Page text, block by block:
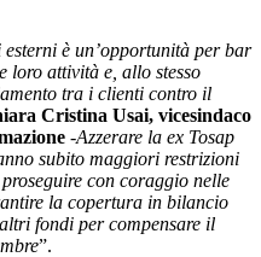
è un’opportunità per bar
loro attività e, allo stesso
tra i clienti contro il
Cristina Usai, vicesindaco
-Azzerare la ex Tosap
subito maggiori restrizioni
con coraggio nelle
la copertura in bilancio
fondi per compensare il
”.